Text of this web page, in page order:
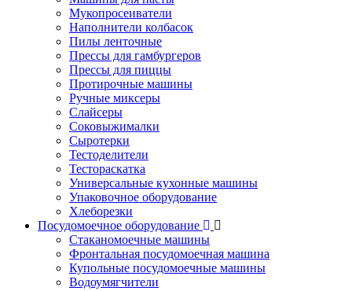
Мукопросеиватели
Наполнители колбасок
Пилы ленточные
Прессы для гамбургеров
Прессы для пиццы
Протирочные машины
Ручные миксеры
Слайсеры
Соковыжималки
Сыротерки
Тестоделители
Тестораскатка
Универсальные кухонные машины
Упаковочное оборудование
Хлеборезки
Посудомоечное оборудование
Стаканомоечные машины
Фронтальная посудомоечная машина
Купольные посудомоечные машины
Водоумягчители